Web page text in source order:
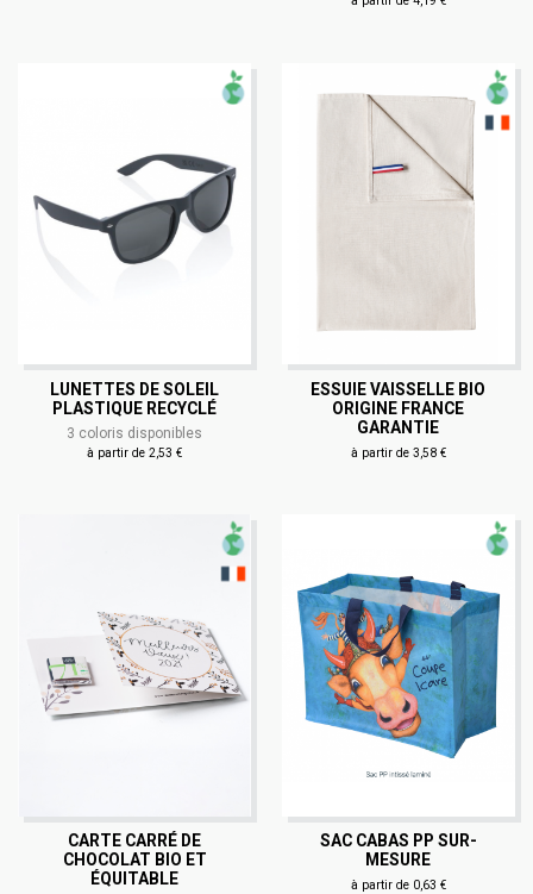
LUNETTES DE SOLEIL
PLASTIQUE RECYCLÉ
3 coloris disponibles
à partir de 2,53 €
ESSUIE VAISSELLE BIO
ORIGINE FRANCE
GARANTIE
à partir de 3,58 €
CARTE CARRÉ DE
CHOCOLAT BIO ET
ÉQUITABLE
SAC CABAS PP SUR-
MESURE
à partir de 0,63 €